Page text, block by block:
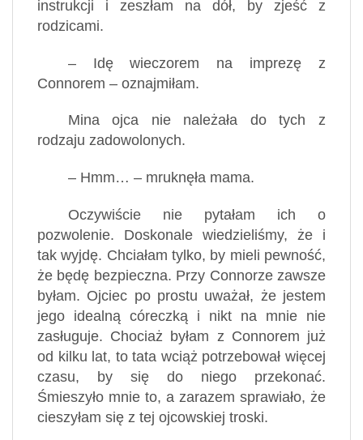
instrukcji i zeszłam na dół, by zjeść z
rodzicami.
– Idę wieczorem na imprezę z
Connorem – oznajmiłam.
Mina ojca nie należała do tych z
rodzaju zadowolonych.
– Hmm… – mruknęła mama.
Oczywiście nie pytałam ich o
pozwolenie. Doskonale wiedzieliśmy, że i
tak wyjdę. Chciałam tylko, by mieli pewność,
że będę bezpieczna. Przy Connorze zawsze
byłam. Ojciec po prostu uważał, że jestem
jego idealną córeczką i nikt na mnie nie
zasługuje. Chociaż byłam z Connorem już
od kilku lat, to tata wciąż potrzebował więcej
czasu, by się do niego przekonać.
Śmieszyło mnie to, a zarazem sprawiało, że
cieszyłam się z tej ojcowskiej troski.